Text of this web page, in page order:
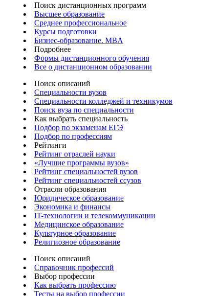
Поиск дистанционных программ
Высшее образование
Среднее профессиональное
Курсы подготовки
Бизнес-образование. MBA
Подробнее
Формы дистанционного обучения
Все о дистанционном образовании
Поиск описаний
Специальности вузов
Специальности колледжей и техникумов
Поиск вуза по специальности
Как выбрать специальность
Подбор по экзаменам ЕГЭ
Подбор по профессиям
Рейтинги
Рейтинг отраслей науки
«Лучшие программы вузов»
Рейтинг специальностей вузов
Рейтинг специальностей ссузов
Отрасли образования
Юридическое образование
Экономика и финансы
IT-технологии и телекоммуникации
Медицинское образование
Культурное образование
Религиозное образование
Поиск описаний
Справочник профессий
Выбор профессии
Как выбрать профессию
Тесты на выбор профессии